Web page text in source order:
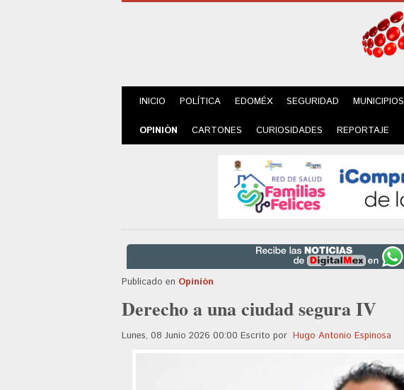
INICIO POLÍTICA EDOMÉX SEGURIDAD MUNICIPIOS
OPINIÓN CARTONES CURIOSIDADES REPORTAJE
Publicado en Opinión
Derecho a una ciudad segura IV
Lunes, 08 Junio 2026 00:00 Escrito por Hugo Antonio Espinosa